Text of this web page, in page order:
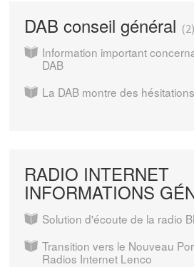
DAB conseil général 2
Information important
DAB
La DAB montre des
RADIO INTERNET
INFORMATIONS
Solution d'écoute de la radio
Transition vers le Nouveau
Radios Internet Lenco